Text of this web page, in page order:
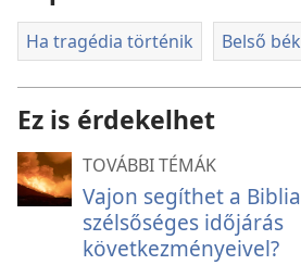
Ha tragédia történik Belső
Ez is érdekelhet
TOVÁBBI TÉMÁK
Vajon segíthet a
szélsőséges időjárás
következményeivel?